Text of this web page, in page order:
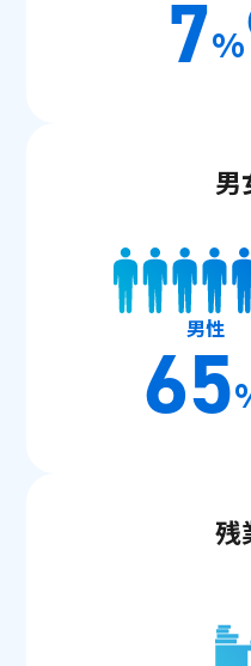
7%
男
男性
65
残